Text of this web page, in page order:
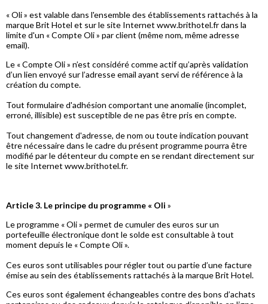
« Oli » est valable dans l'ensemble des établissements rattachés à la
marque Brit Hotel et sur le site Internet www.brithotel.fr dans la
limite d'un « Compte Oli » par client (même nom, même adresse
email).
Le « Compte Oli » n’est considéré comme actif qu’après validation
d’un lien envoyé sur l’adresse email ayant servi de référence à la
création du compte.
Tout formulaire d'adhésion comportant une anomalie (incomplet,
erroné, illisible) est susceptible de ne pas être pris en compte.
Tout changement d'adresse, de nom ou toute indication pouvant
être nécessaire dans le cadre du présent programme pourra être
modifié par le détenteur du compte en se rendant directement sur
le site Internet www.brithotel.fr.
Article 3. Le principe du programme « Oli »
Le programme « Oli » permet de cumuler des euros sur un
portefeuille électronique dont le solde est consultable à tout
moment depuis le « Compte Oli ».
Ces euros sont utilisables pour régler tout ou partie d’une facture
émise au sein des établissements rattachés à la marque Brit Hotel.
Ces euros sont également échangeables contre des bons d’achats